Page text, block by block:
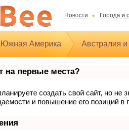
Новости Города и
Южная Америка Австралия
на первые места?
создать свой сайт, но
и повышение его позиций в